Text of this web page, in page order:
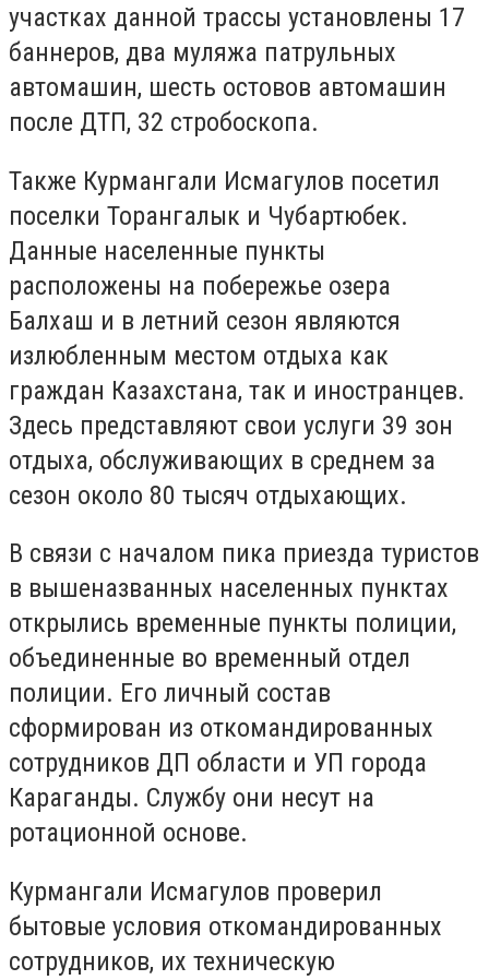
участках данной трассы установлены 17
баннеров, два муляжа патрульных
автомашин, шесть остовов автомашин
после ДТП, 32 стробоскопа.
Также Курмангали Исмагулов посетил
поселки Торангалык и Чубартюбек.
Данные населенные пункты
расположены на побережье озера
Балхаш и в летний сезон являются
излюбленным местом отдыха как
граждан Казахстана, так и иностранцев.
Здесь представляют свои услуги 39 зон
отдыха, обслуживающих в среднем за
сезон около 80 тысяч отдыхающих.
В связи с началом пика приезда туристов
в вышеназванных населенных пунктах
открылись временные пункты полиции,
объединенные во временный отдел
полиции. Его личный состав
сформирован из откомандированных
сотрудников ДП области и УП города
Караганды. Службу они несут на
ротационной основе.
Курмангали Исмагулов проверил
бытовые условия откомандированных
сотрудников, их техническую